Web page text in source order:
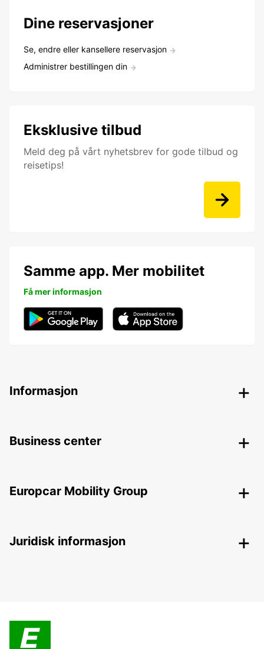
Dine reservasjoner
Se, endre eller kansellere reservasjon
Administrer bestillingen din
Eksklusive tilbud
Meld deg på vårt nyhetsbrev for gode tilbud og
reisetips!
Samme app. Mer mobilitet
Få mer informasjon
Informasjon
Business center
Europcar Mobility Group
Juridisk informasjon